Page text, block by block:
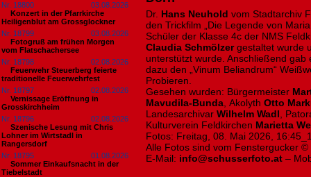
Nr. 18800
03.08.2026
Konzert in der Pfarrkirche
Heiligenblut am Grossglockner
Nr. 18799
03.08.2026
Fotogruß am frühen Morgen
vom Flatschachersee
Nr. 18798
02.08.2026
Feuerwehr Steuerberg feierte
traditionelle Feuerwehrfest
Nr. 18797
02.08.2026
Vernissage Eröffnung in
Grosskirchheim
Nr. 18796
02.08.2026
Szenische Lesung mit Chris
Lohner im Wirtstadl in
Rangersdorf
Nr. 18795
01.08.2026
Sommer Einkaufsnacht in der
Tiebelstadt
Dr. Hans Neuhold vom Stadtarchiv
den Trickfilm „Die Legende von
Schüler der Klasse 4c der NMS
Claudia Schmölzergestaltet wurde
unterstützt wurde. Anschließend gab
dazu den „Vinum Beliandrum“
Probieren.
Gesehen wurden: Bürgermeister
Mavudila-Bunda , Akolyth Otto
Landesarchivar Wilhelm Wadl ,
Kulturverein Feldkirchen Marietta
Fotos: Freitag, 08. Mai 2026,
Alle Fotos sind vom Fenstergucker ©
E-Mail: info@schusserfoto.at –